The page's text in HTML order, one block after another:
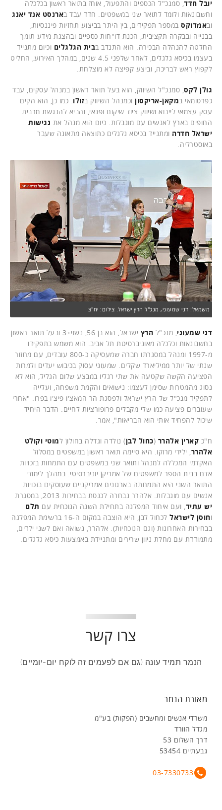
יובל חדד , סמנכ"ל הכספים והתפעול, אוחז בתואר ראשון בכלכלה
וחשבונאות ולומד לתואר שני במשפטים. חדד עבד בארנסט אנד יאנג
ובאמדוקס במספר תפקידים, בין היתר בביצוע תחזיות פיננסיות,
בבנייה ובבקרה תקציבית, הכנת דו"חות כספיים ובהצגת מידע תומך
החלטה להנהלה הבכירה. הוא התנדב בבית הגלגלים וכיום מתנייד
בעצמו בכיסא גלגלים, לאחר שלפני 4.5 שנים, במהלך האירוע, החליט
לקפוץ ראש לבריכה, וביצע קפיצה לא מוצלחת.
גולן לקס , סמנכ"ל השיווק, הוא בעל תואר ראשון במנהל עסקים, עבד
כפרסומאי במקאן-אריקסון וכמנהל השיווק בזולו . כמו כן, הוא הקים
עסק עצמאי לייבוא ושיווק ציוד שיקום ופנאי, והביא להנגשת מרבית
החופים בארץ לאנשים עם מוגבלות. כיום הוא מנהל את נגישות
ישראל חדרה ומתנייד בכיסא גלגלים כתוצאה מתאונה שעבר
באוסטרליה.
משמאל: דני שמעוני, מנכ"ל הרץ ישראל. צילום: יח"צ
דני שמעוני, מנכ"ל הרץ
ישראל, הוא בן 56, נשוי+3 ובעל תואר ראשון
בחשבונאות וכלכלה מאוניברסיטת תל אביב. הוא משמש בתפקידו
מ-1997 ומנהל במסגרתו חברה שמעסיקה כ-800 עובדים, עם מחזור
שנתי של יותר ממיליארד שקלים. שמעוני עסוק בכיבוש יעדים ולמרות
הפציעה הקשה שקטעה את שתי רגליו במבצע שלום הגליל, הוא לא
נסוג מהמטרות שסימן לעצמו: נישואים והקמת משפחה, ועלייה
לתפקיד מנכ"ל של הרץ ישראל ולפסגת הר המאצ'ו פיצ'ו בפרו. "אחרי
שעוברים פציעה כמו שלי מקבלים פרופורציות לחיים. הדבר היחיד
שיכול להפחיד אותי הוא הבריאות", אמר.
ח"כ קארין אלהרר (כחול לבן) נולדה וגדלה בחולון למוטי וקולט
אלהרר, ילידי מרוקו. היא סיימה תואר ראשון במשפטים במסלול
האקדמי המכללה למנהל ותואר שני במשפטים עם התמחות בזכויות
אדם בבית הספר למשפטים של אמריקן יוניברסיטי. במהלך לימודי
התואר השני היא התמחתה בארגונים אמריקניים שעוסקים בזכויות
אנשים עם מוגבלות. אלהרר נבחרה לכנסת בבחירות 2013, במסגרת
יש עתיד, ועם איחוד המפלגה בתחילת השנה הנוכחית עם תלם
וחוסן לישראל
לכחול לבן, היא הוצבה במקום ה-16 ברשימת המפלגה
בבחירות האחרונות (וגם הנוכחיות). אלהרר, נשואה ואם לשני ילדים,
מתמודדת עם מחלת ניוון שרירים ומתניידת באמצעות כיסא גלגלים.
צרו קשר
הנמר תמיד עונה (גם אם לפעמים זה לוקח יום-יומיים)
מאורת הנמר
משרדי אנשים ומחשבים (הפקות) בע"מ
מגדל הוורד
דרך השלום 53
גבעתיים 53454
03-7330733